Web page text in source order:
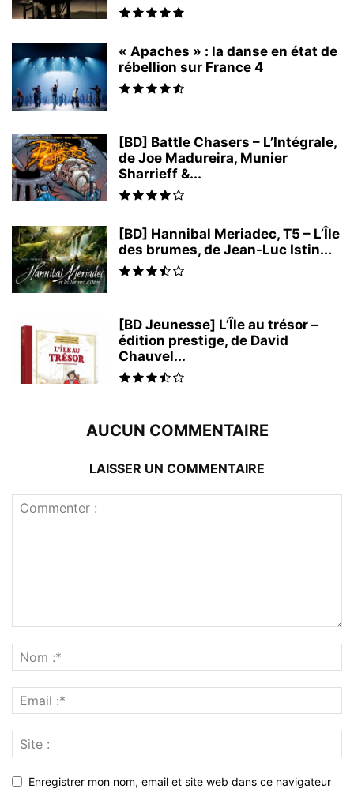
« Apaches » : la danse en état de
rébellion sur France 4
[BD] Battle Chasers – L’Intégrale,
de Joe Madureira, Munier
Sharrieff &...
[BD] Hannibal Meriadec, T5 – L’Île
des brumes, de Jean-Luc Istin...
[BD Jeunesse] L’Île au trésor –
édition prestige, de David
Chauvel...
AUCUN COMMENTAIRE
LAISSER UN COMMENTAIRE
Enregistrer mon nom, email et site web dans ce navigateur